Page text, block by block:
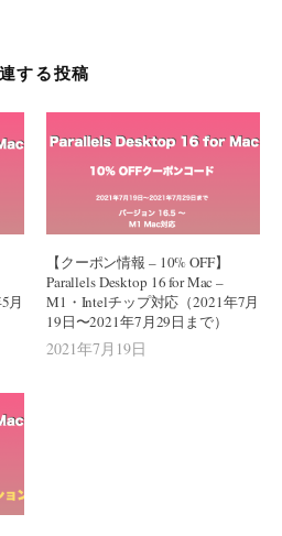
する投稿
月
【クーポン情報 – 10% OFF】
Parallels Desktop 16 for Mac –
M1・Intelチップ対応（2021年7月
19日〜2021年7月29日まで）
2021年7月19日